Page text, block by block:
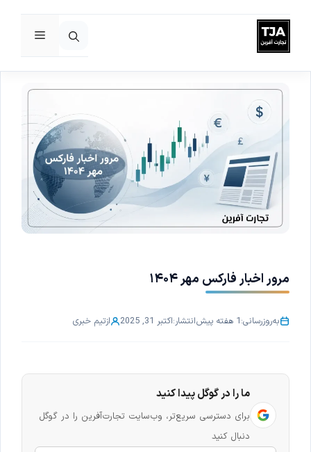
پرش
به
فهرست
مرور اخبار فارکس مهر ۱۴۰۴
به‌روزرسانی:1 هفته پیش انتشار:اکتبر 31, 2025 ازتیم خبری
ما را در گوگل پیدا کنید
برای دسترسی سریع‌تر، وب‌سایت تجارت‌آفرین را در گوگل
دنبال کنید